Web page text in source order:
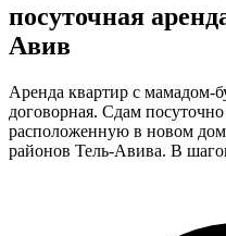
посуточная
Авив
Аренда квартир с мамадом-
договорная. Сдам
расположенную в новом
районов Тель-Авива. В